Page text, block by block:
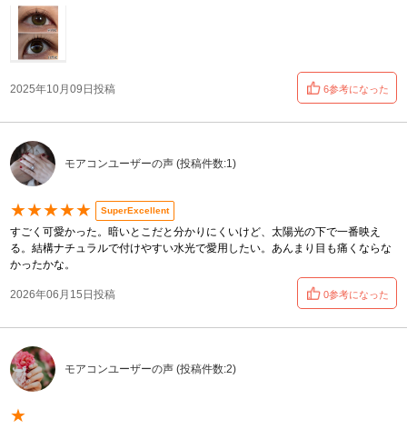
2025年10月09日投稿 6参考になった
モアコンユーザーの声 (投稿件数:1)
★★★★★ SuperExcellent
すごく可愛かった。暗いとこだと分かりにくいけど、太陽光の下で一番映え
る。結構ナチュラルで付けやすい水光で愛用したい。あんまり目も痛くならな
かったかな。
2026年06月15日投稿 0参考になった
モアコンユーザーの声 (投稿件数:2)
★